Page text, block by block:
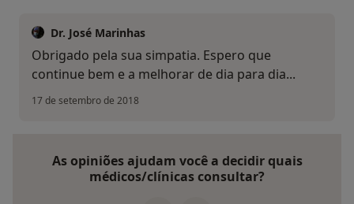
Dr. José Marinhas
Obrigado pela sua simpatia. Espero que
continue bem e a melhorar de dia para dia...
17 de setembro de 2018
As opiniões ajudam você a decidir quais
médicos/clínicas consultar?